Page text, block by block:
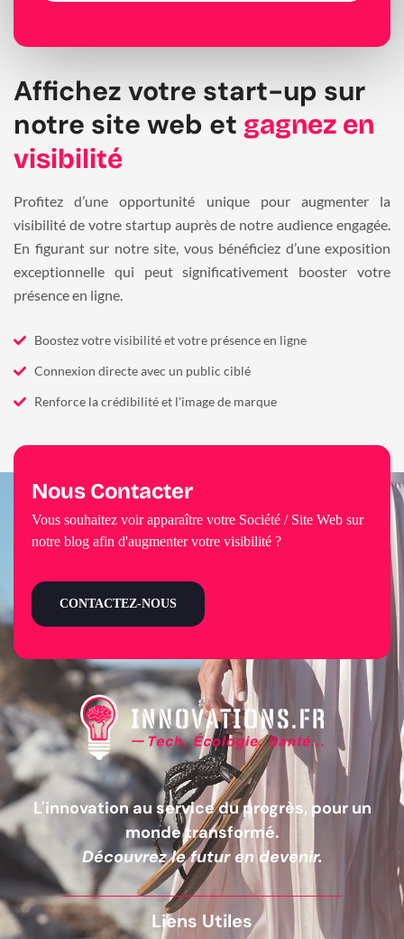
Affichez votre start-up sur
notre site web et gagnez en
visibilité
Profitez d’une opportunité unique pour augmenter la
visibilité de votre startup auprès de notre audience engagée.
En figurant sur notre site, vous bénéficiez d’une exposition
exceptionnelle qui peut significativement booster votre
présence en ligne.
Boostez votre visibilité et votre présence en ligne
Connexion directe avec un public ciblé
Renforce la crédibilité et l'image de marque
L'innovation au service du progrès, pour un
monde transformé.
Découvrez le futur en devenir.
Liens Utiles
Nous Contacter
Vous souhaitez voir apparaître votre Société / Site Web sur
notre blog afin d'augmenter votre visibilité ?
CONTACTEZ-NOUS